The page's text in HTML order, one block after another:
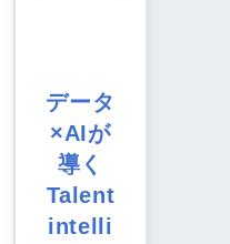
データ
×AIが
導く
Talent
intelli